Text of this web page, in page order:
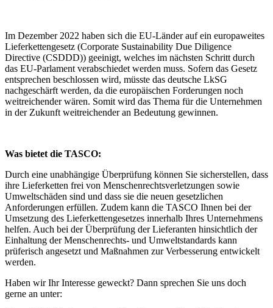
Im Dezember 2022 haben sich die EU-Länder auf ein europaweites
Lieferkettengesetz (Corporate Sustainability Due Diligence
Directive (CSDDD)) geeinigt, welches im nächsten Schritt durch
das EU-Parlament verabschiedet werden muss. Sofern das Gesetz
entsprechen beschlossen wird, müsste das deutsche LkSG
nachgeschärft werden, da die europäischen Forderungen noch
weitreichender wären. Somit wird das Thema für die Unternehmen
in der Zukunft weitreichender an Bedeutung gewinnen.
Was bietet die TASCO:
Durch eine unabhängige Überprüfung können Sie sicherstellen, dass
ihre Lieferketten frei von Menschenrechtsverletzungen sowie
Umweltschäden sind und dass sie die neuen gesetzlichen
Anforderungen erfüllen. Zudem kann die TASCO Ihnen bei der
Umsetzung des Lieferkettengesetzes innerhalb Ihres Unternehmens
helfen. Auch bei der Überprüfung der Lieferanten hinsichtlich der
Einhaltung der Menschenrechts- und Umweltstandards kann
prüferisch angesetzt und Maßnahmen zur Verbesserung entwickelt
werden.
Haben wir Ihr Interesse geweckt? Dann sprechen Sie uns doch
gerne an unter: